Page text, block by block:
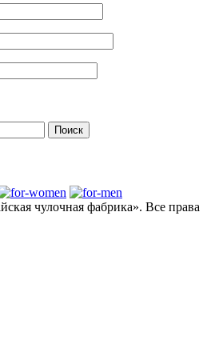
чулочная фабрика». Все права